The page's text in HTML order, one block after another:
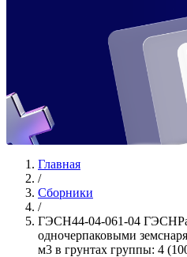
Главная
/
Сборники
/
ГЭСН44-04-061-04
одночерпаковыми
м3 в грунтах группы: 4